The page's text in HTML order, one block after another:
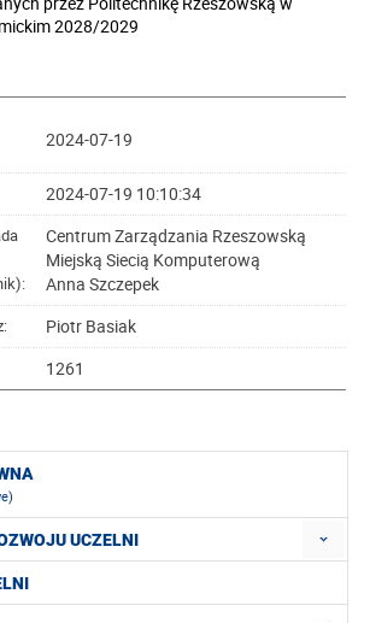
2028/2029
2024-07-19
2024-07-19 10:10:34
Centrum Zarządzania Rzeszowską
Miejską Siecią Komputerową
Anna Szczepek
Piotr Basiak
1261
UCZELNI